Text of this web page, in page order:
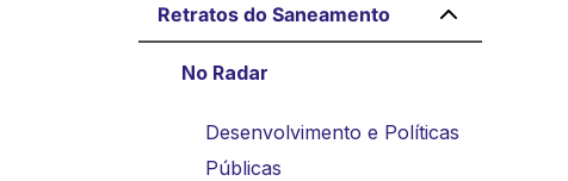
Retratos do Saneamento
No Radar
Desenvolvimento e Políticas
Públicas